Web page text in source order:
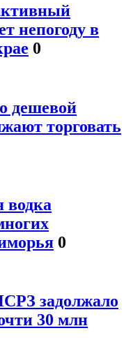
непогоду в
0
дешевой
торговать
водка
0
задолжало
30 млн